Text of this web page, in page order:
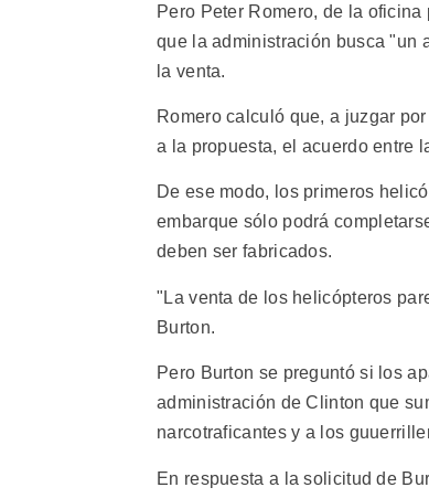
Pero Peter Romero, de la
que la administración busca "un
la venta.
Romero calculó que, a juzgar
a la propuesta, el acuerdo entre
De ese modo, los primeros
embarque sólo podrá
deben ser fabricados.
"La venta de los helicópteros
Burton.
Pero Burton se preguntó si los
administración de Clinton que
narcotraficantes y a los
En respuesta a la solicitud de